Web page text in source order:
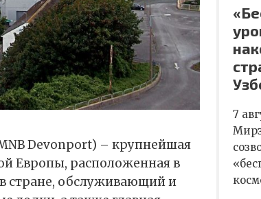
Devonport) – крупнейшая
Европы, расположенная в
стране, обслуживающий и
7